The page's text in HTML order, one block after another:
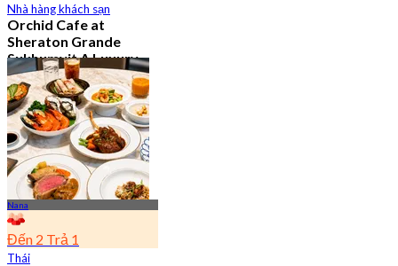
Nhà hàng khách sạn
Orchid Cafe at
Sheraton Grande
Sukhumvit A Luxury
Collection Hotel
4.7
15.1K Đã đặt chỗ
Từ฿ 776
Nana
Đến 2 Trả 1
Thái